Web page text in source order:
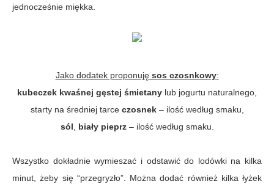
jednocześnie miękka.
Jako dodatek proponujęsos czosnkowy:
kubeczek kwaśnej gęstej śmietany lub jogurtu naturalnego,
starty na średniej tarce czosnek– ilość według smaku,
sól
biały pieprz– ilość według smaku.
Wszystko dokładnie wymieszać i odstawić do lodówki na kilka
minut, żeby się “przegryzło”. Można dodać również kilka łyżek